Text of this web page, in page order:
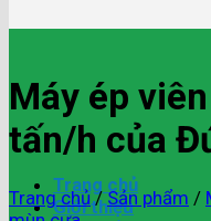
Trang chủ
Giới thiệu
Máy ép
tấn/h của
Trang chủ / Sản phẩm /